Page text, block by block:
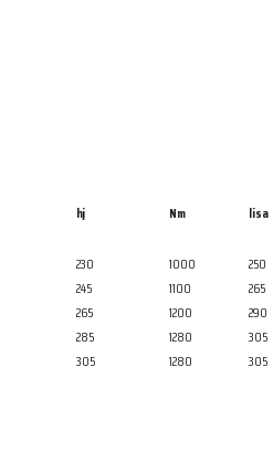
hj​ Nm​
230​​ 1000​
250​​
245​​ 1100​​
265​​
265​​ 1200​​
290​​
285​​ 1280​​
305​​
305​​ 1280​​ 305​​